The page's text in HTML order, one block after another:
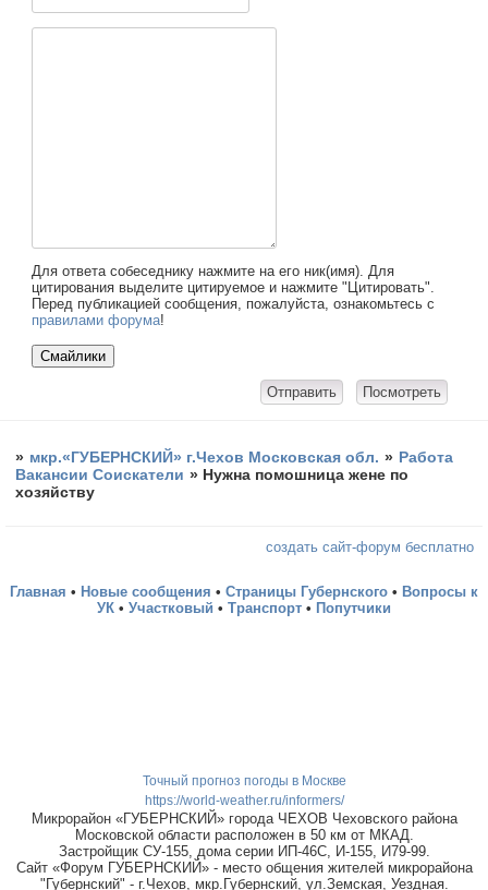
Для ответа собеседнику нажмите на его ник(имя). Для
цитирования выделите цитируемое и нажмите "Цитировать".
Перед публикацией сообщения, пожалуйста, ознакомьтесь с
правилами форума!
» мкр.«ГУБЕРНСКИЙ» г.Чехов Московская обл. » Работа
Вакансии Соискатели » Нужна помошница жене по
хозяйству
создать сайт-форум бесплатно
Главная • Новые сообщения • Страницы Губернского • Вопросы к
УК • Участковый • Транспорт • Попутчики
Точный прогноз погоды в Москве
https://world-weather.ru/informers/
Микрорайон «ГУБЕРНСКИЙ» города ЧЕХОВ Чеховского района
Московской области расположен в 50 км от МКАД.
Застройщик СУ-155, дома серии ИП-46С, И-155, И79-99.
Сайт «Форум ГУБЕРНСКИЙ» - место общения жителей микрорайона
"Губернский" - г.Чехов, мкр.Губернский, ул.Земская, Уездная.